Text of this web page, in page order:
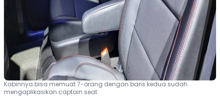
Kabinnya bisa memuat 7-orang dengan baris kedua sudah
mengaplikasikan captain seat